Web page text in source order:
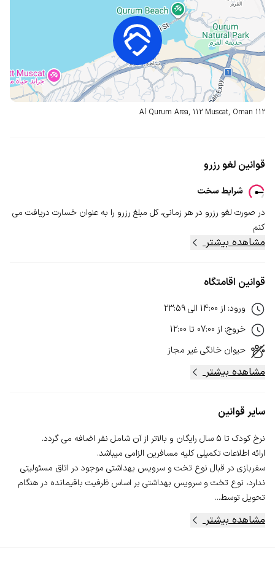
Al Qurum Area, 112 Muscat, Oman 112
قوانین لغو رزرو
شرایط سخت
در صورت لغو رزرو در هر زمانی، کل مبلغ رزرو را به عنوان خسارت دریافت می
کنم
مشاهده بیشتر
قوانین اقامتگاه
ورود: از 14:00 الی23:59
خروج: از 07:00 تا 12:00
حیوان خانگیغیر مجاز
مشاهده بیشتر
سایر قوانین
سفربازی در قبال نوع تخت و سرویس بهداشتی موجود در اتاق مسئولیتی
ندارد، نوع تخت و سرویس بهداشتی بر اساس ظرفیت باقیمانده در هنگام
تحویل توسط...
مشاهده بیشتر